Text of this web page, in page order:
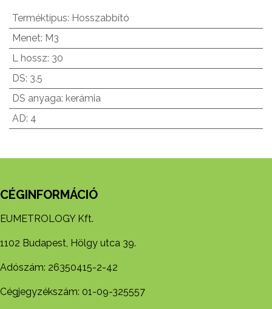
Terméktípus: Hosszabbító
Menet: M3
L hossz: 30
DS: 3.5
DS anyaga: kerámia
AD: 4
CÉGINFORMÁCIÓ
EUMETROLOGY Kft.
1102 Budapest, Hölgy utca 39.
Adószám: 26350415-2-42
Cégjegyzékszám: 01-09-325557